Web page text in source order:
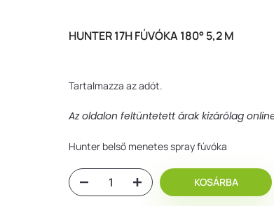
HUNTER 17H FÚVÓKA 180° 5,2 M
Tartalmazza az adót.
Az oldalon feltüntetett árak kizárólag
Hunter belső menetes spray fúvóka
KOSÁRBA